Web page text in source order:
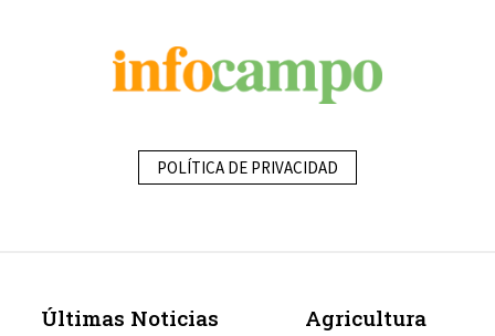
POLÍTICA DE PRIVACIDAD
Últimas Noticias
Agricultura